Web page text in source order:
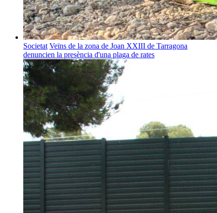
Societat Veïns de la zona de Joan XXIII de Tarragona
denuncien la presència d'una plaga de rates